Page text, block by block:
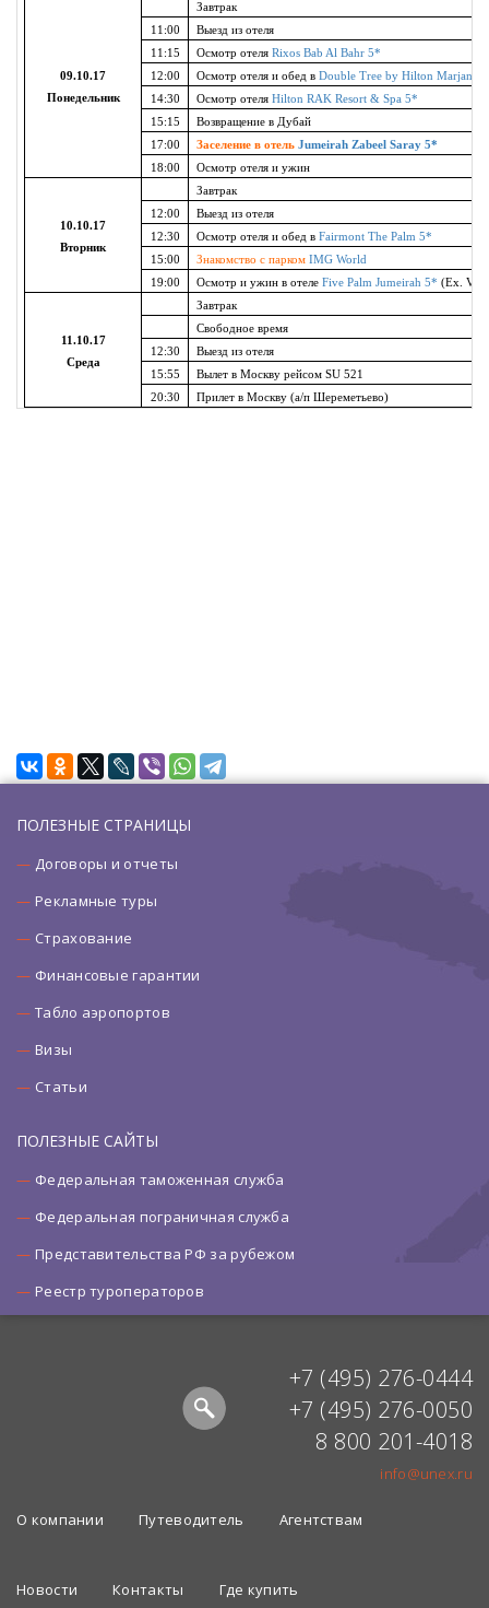
09.10.17
Понедельник
Завтрак
11:00
Выезд из отеля
11:15
Осмотр отеляRixos Bab Al Bahr 5*
12:00
Осмотр отеля и обед вDouble Tree by Hilton Marjan
14:30
Осмотр отеляHilton RAK Resort & Spa 5*
15:15
Возвращение в Дубай
17:00
Заселение в отельJumeirah Zabeel Saray 5*
18:00
Осмотр отеля и ужин
10.10.17
Вторник
Завтрак
12:00
Выезд из отеля
12:30
Осмотр отеля и обед вFairmont The Palm 5*
15:00
Знакомство с паркомIMG World
19:00
Осмотр и ужин в отелеFive Palm Jumeirah 5* (Ex.
11.10.17
Среда
Завтрак
Свободное время
12:30
Выезд из отеля
15:55
Вылет в Москву рейсом SU 521
20:30
Прилет в Москву (а/п Шереметьево)
ПОЛЕЗНЫЕ СТРАНИЦЫ
Договоры и отчеты
Рекламные туры
Страхование
Финансовые гарантии
Табло аэропортов
Визы
Статьи
ПОЛЕЗНЫЕ САЙТЫ
Федеральная таможенная служба
Федеральная пограничная служба
Представительства РФ за рубежом
Реестр туроператоров
+7 (495) 276-0444
+7 (495) 276-0050
8 800 201-4018
info@unex.ru
О компании Путеводитель Агентствам
Новости Контакты Где купить